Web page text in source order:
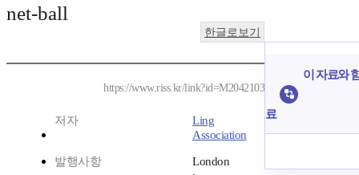
net-ball
한글로보기
https://www.riss.kr/link?id=M2042103
저자
Ling
Association
발행사항
London
이 자료와
료